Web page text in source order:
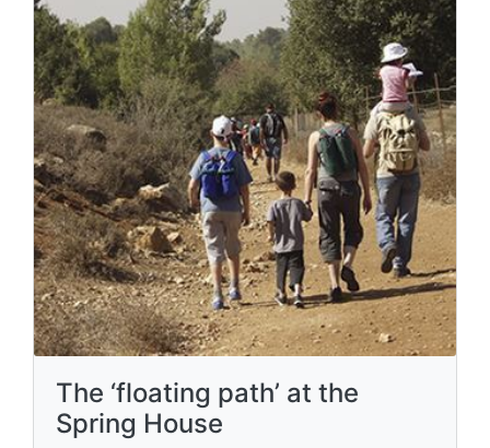
The ‘floating path’ at the
Spring House